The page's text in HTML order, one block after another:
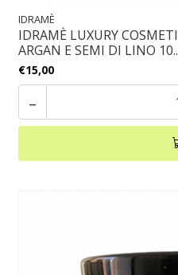
IDRAMÈ
IDRAMÈ LUXURY
ARGAN E SEMI DI LINO
€15,00
-